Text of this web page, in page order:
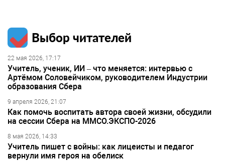
Выбор читателей
22 мая 2026, 17:17
Учитель, ученик, ИИ – что меняется: интервью с
Артёмом Соловейчиком, руководителем Индустрии
образования Сбера
9 апреля 2026, 21:07
Как помочь воспитать автора своей жизни, обсудили
на сессии Сбера на ММСО.ЭКСПО-2026
8 мая 2026, 14:33
Учитель пишет с войны: как лицеисты и педагог
вернули имя героя на обелиск